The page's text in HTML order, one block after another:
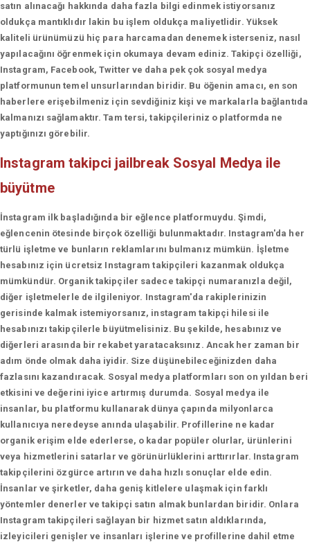
satın alınacağı hakkında daha fazla bilgi edinmek istiyorsanız
oldukça mantıklıdır lakin bu işlem oldukça maliyetlidir. Yüksek
kaliteli ürünümüzü hiç para harcamadan denemek isterseniz, nasıl
yapılacağını öğrenmek için okumaya devam ediniz. Takipçi özelliği,
Instagram, Facebook, Twitter ve daha pek çok sosyal medya
platformunun temel unsurlarından biridir. Bu öğenin amacı, en son
haberlere erişebilmeniz için sevdiğiniz kişi ve markalarla bağlantıda
kalmanızı sağlamaktır. Tam tersi, takipçileriniz o platformda ne
yaptığınızı görebilir.
Instagram takipci jailbreak Sosyal Medya ile
büyütme
İnstagram ilk başladığında bir eğlence platformuydu. Şimdi,
eğlencenin ötesinde birçok özelliği bulunmaktadır. Instagram'da her
türlü işletme ve bunların reklamlarını bulmanız mümkün. İşletme
hesabınız için ücretsiz Instagram takipçileri kazanmak oldukça
mümkündür. Organik takipçiler sadece takipçi numaranızla değil,
diğer işletmelerle de ilgileniyor. Instagram'da rakiplerinizin
gerisinde kalmak istemiyorsanız, instagram takipçi hilesi ile
hesabınızı takipçilerle büyütmelisiniz. Bu şekilde, hesabınız ve
diğerleri arasında bir rekabet yaratacaksınız. Ancak her zaman bir
adım önde olmak daha iyidir. Size düşünebileceğinizden daha
fazlasını kazandıracak. Sosyal medya platformları son on yıldan beri
etkisini ve değerini iyice artırmış durumda. Sosyal medya ile
insanlar, bu platformu kullanarak dünya çapında milyonlarca
kullanıcıya neredeyse anında ulaşabilir. Profillerine ne kadar
organik erişim elde ederlerse, o kadar popüler olurlar, ürünlerini
veya hizmetlerini satarlar ve görünürlüklerini arttırırlar. Instagram
takipçilerini özgürce artırın ve daha hızlı sonuçlar elde edin.
İnsanlar ve şirketler, daha geniş kitlelere ulaşmak için farklı
yöntemler denerler ve takipçi satın almak bunlardan biridir. Onlara
Instagram takipçileri sağlayan bir hizmet satın aldıklarında,
izleyicileri genişler ve insanları işlerine ve profillerine dahil etme